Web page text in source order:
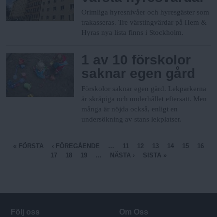
Orimliga hyresnivåer och hyresgäster som
trakasseras. Tre värstingvärdar på Hem &
Hyras nya lista finns i Stockholm.
1 av 10 förskolor
saknar egen gård
Förskolor saknar egen gård. Lekparkerna
är skräpiga och underhållet eftersatt. Men
många är nöjda också, enligt en
undersökning av stans lekplatser.
S
« FÖRSTA ‹ FÖREGÅENDE … 11 12 13 14 15
16
17
18 19 … NÄSTA › SISTA »
Följ oss Om Oss